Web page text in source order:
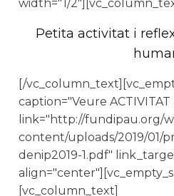
width="1/
Petita activitat i
[/
caption="Veure ACTIVITAT
link="http://fundipau.org/
content/uploads/2019/01/
denip2019-1.pdf"
[vc_column_text]